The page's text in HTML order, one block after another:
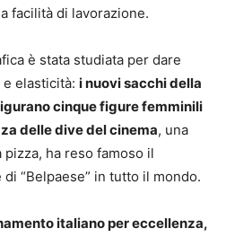
facilità di lavorazione.
è stata studiata per dare
elasticità: i nuovi sacchi della
cinque figure femminili
delle dive del cinema, una
pizza, ha reso famoso il
“Belpaese” in tutto il mondo.
italiano per eccellenza,